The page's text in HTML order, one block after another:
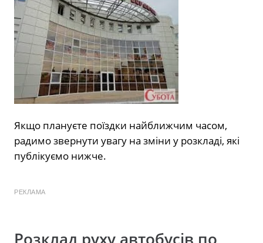
Якщо плануєте поїздки найближчим часом,
радимо звернути увагу на зміни у розкладі, які
публікуємо нижче.
РЕКЛАМА